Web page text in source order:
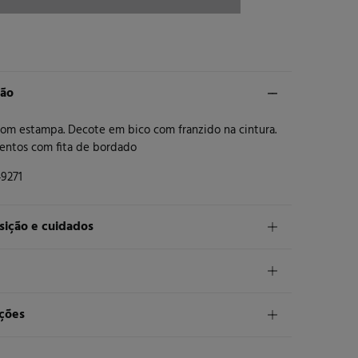
estampa. Decote em bico com franzido na cintura.
com fita de bordado
e cuidados